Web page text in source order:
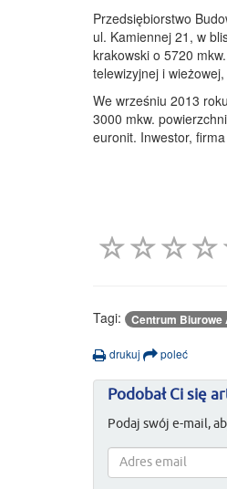
Przedsiębiorstwo
ul. Kamiennej 21, w
krakowski o 5720
telewizyjnej i
We wrześniu 2013
3000 mkw.
euronit. Inwestor,
Tagi:
Centrum Biurowe
drukuj poleć
Podobał Ci się
Podaj swój e-mail,